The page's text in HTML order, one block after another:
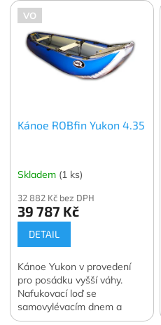
VO
Kánoe ROBfin Yukon 4.35
Skladem (1 ks)
32 882 Kč bez DPH
39 787 Kč
DETAIL
Kánoe Yukon v provedení
pro posádku vyšší váhy.
Nafukovací loď se
samovylévacím dnem a
výbornými jízdními